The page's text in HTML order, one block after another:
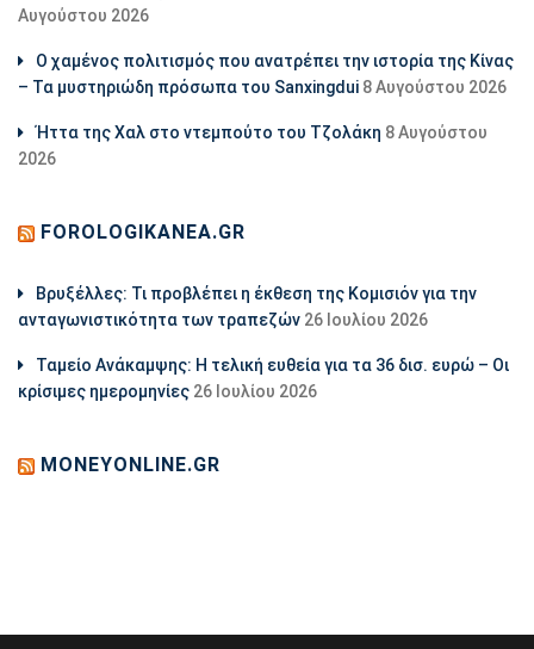
Αυγούστου 2026
Ο χαμένος πολιτισμός που ανατρέπει την ιστορία της Κίνας
– Τα μυστηριώδη πρόσωπα του Sanxingdui 8 Αυγούστου 2026
Ήττα της Χαλ στο ντεμπούτο του Τζολάκη 8 Αυγούστου
2026
FOROLOGIKANEA.GR
Βρυξέλλες: Τι προβλέπει η έκθεση της Κομισιόν για την
ανταγωνιστικότητα των τραπεζών 26 Ιουλίου 2026
Ταμείο Ανάκαμψης: Η τελική ευθεία για τα 36 δισ. ευρώ – Οι
κρίσιμες ημερομηνίες 26 Ιουλίου 2026
MONEYONLINE.GR